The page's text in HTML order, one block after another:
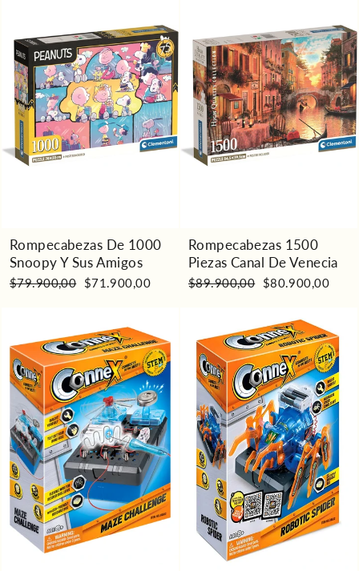
Rompecabezas De 1000
Snoopy Y Sus Amigos
Precio
$79.900,00 Precio
$71.900,00
Rompecabezas 1500
Piezas Canal De Venecia
Precio
$89.900,00 Precio
$80.900,00